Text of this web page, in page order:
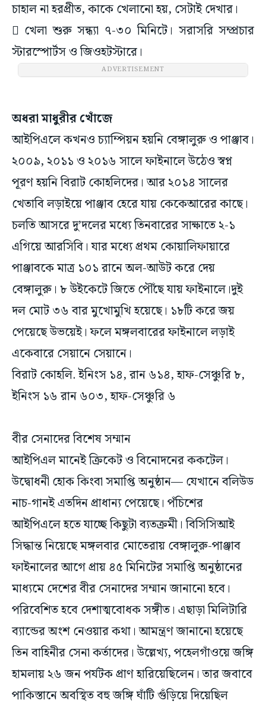
চাহাল না হরপ্রীত, কাকে খেলানো হয়, সেটাই দেখার।
 খেলা শুরু সন্ধ্যা ৭-৩০ মিনিটে। সরাসরি সম্প্রচার
স্টারস্পোর্টস ও জিওহটস্টারে।
ADVERTISEMENT
অধরা মাধুরীর খোঁজে
আইপিএলে কখনও চ্যাম্পিয়ন হয়নি বেঙ্গালুরু ও পাঞ্জাব।
২০০৯, ২০১১ ও ২০১৬ সালে ফাইনালে উঠেও স্বপ্ন
পূরণ হয়নি বিরাট কোহলিদের। আর ২০১৪ সালের
খেতাবি লড়াইয়ে পাঞ্জাব হেরে যায় কেকেআরের কাছে।
চলতি আসরে দু’দলের মধ্যে তিনবারের সাক্ষাতে ২-১
এগিয়ে আরসিবি। যার মধ্যে প্রথম কোয়ালিফায়ারে
পাঞ্জাবকে মাত্র ১০১ রানে অল-আউট করে দেয়
বেঙ্গালুরু। ৮ উইকেটে জিতে পৌঁছে যায় ফাইনালে।দুই
দল মোট ৩৬ বার মুখোমুখি হয়েছে। ১৮টি করে জয়
পেয়েছে উভয়েই। ফলে মঙ্গলবারের ফাইনালে লড়াই
একেবারে সেয়ানে সেয়ানে।
বিরাট কোহলি. ইনিংস ১৪, রান ৬১৪, হাফ-সেঞ্চুরি ৮,
ইনিংস ১৬ রান ৬০৩, হাফ-সেঞ্চুরি ৬
বীর সেনাদের বিশেষ সম্মান
আইপিএল মানেই ক্রিকেট ও বিনোদনের ককটেল।
উদ্বোধনী হোক কিংবা সমাপ্তি অনুষ্ঠান— যেখানে বলিউড
নাচ-গানই এতদিন প্রাধান্য পেয়েছে। পঁচিশের
আইপিএলে হতে যাচ্ছে কিছুটা ব্যতক্রমী। বিসিসিআই
সিদ্ধান্ত নিয়েছে মঙ্গলবার মোতেরায় বেঙ্গালুরু-পাঞ্জাব
ফাইনালের আগে প্রায় ৪৫ মিনিটের সমাপ্তি অনুষ্ঠানের
মাধ্যমে দেশের বীর সেনাদের সম্মান জানানো হবে।
পরিবেশিত হবে দেশাত্মবোধক সঙ্গীত। এছাড়া মিলিটারি
ব্যান্ডের অংশ নেওয়ার কথা। আমন্ত্রণ জানানো হয়েছে
তিন বাহিনীর সেনা কর্তাদের। উল্লেখ্য, পহেলগাঁওয়ে জঙ্গি
হামলায় ২৬ জন পর্যটক প্রাণ হারিয়েছিলেন। তার জবাবে
পাকিস্তানে অবস্থিত বহু জঙ্গি ঘাঁটি গুঁড়িয়ে দিয়েছিল